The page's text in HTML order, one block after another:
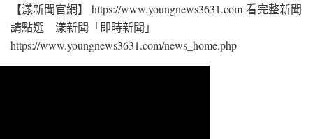
【漾新聞官網】 https://www.youngnews3631.com 看完整新聞
請點選 漾新聞「即時新聞」
https://www.youngnews3631.com/news_home.php